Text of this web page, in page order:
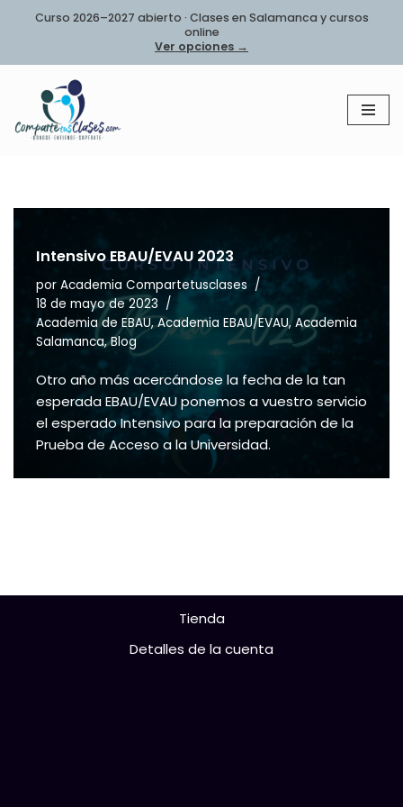
al
contenido
Curso 2026–2027 abierto · Clases en Salamanca y cursos
online
Ver opciones →
Intensivo EBAU/EVAU 2023
por Academia Compartetusclases
18 de mayo de 2023
Academia de EBAU,Academia EBAU/EVAU,Academia
Salamanca,Blog
Otro año más acercándose la fecha de la tan
esperada EBAU/EVAU ponemos a vuestro servicio
el esperado Intensivo para la preparación de la
Prueba de Acceso a la Universidad.
Tienda
Detalles de la cuenta